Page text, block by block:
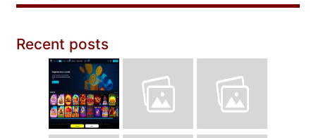
Recent posts